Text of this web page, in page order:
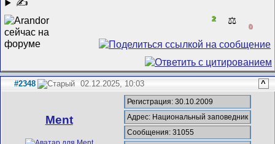
✍
2 ⚖️
0
#2348 02.12.2025, 10:03 ^
Ment
Регистрация: 30.10.2009
Адрес: Национальный заповедник
Сообщения: 31055